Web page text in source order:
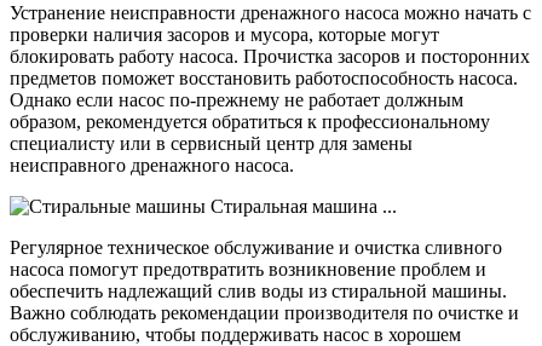
Устранение неисправности дренажного насоса можно начать с
проверки наличия засоров и мусора, которые могут
блокировать работу насоса. Прочистка засоров и посторонних
предметов поможет восстановить работоспособность насоса.
Однако если насос по-прежнему не работает должным
образом, рекомендуется обратиться к профессиональному
специалисту или в сервисный центр для замены
неисправного дренажного насоса.
Регулярное техническое обслуживание и очистка сливного
насоса помогут предотвратить возникновение проблем и
обеспечить надлежащий слив воды из стиральной машины.
Важно соблюдать рекомендации производителя по очистке и
обслуживанию, чтобы поддерживать насос в хорошем